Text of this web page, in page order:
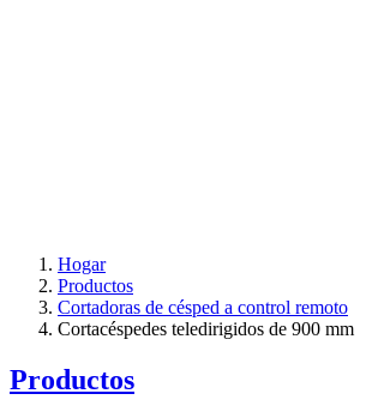
Hogar
Productos
Cortadoras de césped a control remoto
Cortacéspedes teledirigidos de 900 mm
Productos